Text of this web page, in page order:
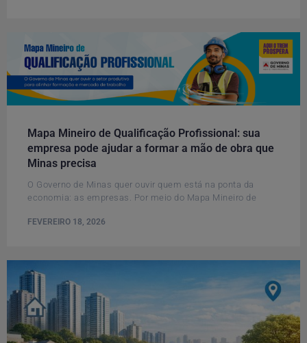
Mapa Mineiro de Qualificação Profissional: sua
empresa pode ajudar a formar a mão de obra que
Minas precisa
O Governo de Minas quer ouvir quem está na ponta da
economia: as empresas. Por meio do Mapa Mineiro de
FEVEREIRO 18, 2026